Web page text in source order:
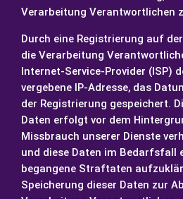
Verarbeitung Verantwortlichen
Durch eine Registrierung auf
die Verarbeitung
Internet-Service-Provider (ISP)
vergebene IP-Adresse, das
der Registrierung gespeichert.
Daten erfolgt vor dem
Missbrauch unserer Dienste
und diese Daten im Bedarfsfall
begangene Straftaten
Speicherung dieser Daten zur